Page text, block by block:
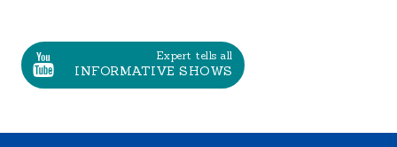
Expert tells all
INFORMATIVE SHOWS